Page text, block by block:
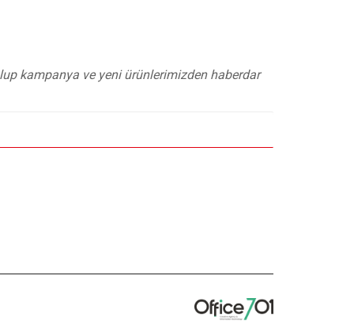
kampanya ve yeni ürünlerimizden haberdar